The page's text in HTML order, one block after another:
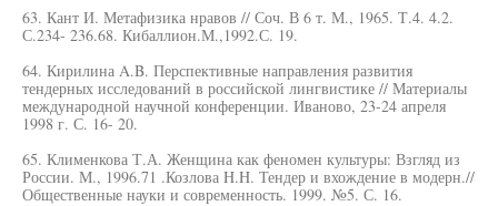
63. Кант И. Метафизика нравов // Соч. В 6 т. М., 1965. Т.4. 4.2.
С.234- 236.68. Кибаллион.М.,1992.С. 19.
64. Кирилина A.B. Перспективные направления развития
тендерных исследований в российской лингвистике // Материалы
международной научной конференции. Иваново, 23-24 апреля
1998 г. С. 16- 20.
65. Клименкова Т.А. Женщина как феномен культуры: Взгляд из
России. М., 1996.71 .Козлова H.H. Тендер и вхождение в модерн.//
Общественные науки и современность. 1999. №5. С. 16.